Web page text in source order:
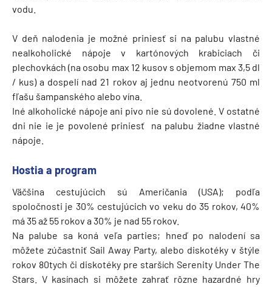
vodu.
V deň nalodenia je možné priniesť si na palubu vlastné
nealkoholické nápoje v kartónových krabiciach či
plechovkách (na osobu max 12 kusov s objemom max 3,5 dl
/ kus) a dospelí nad 21 rokov aj jednu neotvorenú 750 ml
fľašu šampanského alebo vína.
Iné alkoholické nápoje ani pivo nie sú dovolené. V ostatné
dni nie ie je povolené priniesť na palubu žiadne vlastné
nápoje.
Hostia a program
Väčšina cestujúcich sú Američania (USA); podľa
spoločnosti je 30% cestujúcich vo veku do 35 rokov, 40%
má 35 až 55 rokov a 30% je nad 55 rokov.
Na palube sa koná veľa parties; hneď po nalodení sa
môžete zúčastniť Sail Away Party, alebo diskotéky v štýle
rokov 80tych či diskotéky pre starších Serenity Under The
Stars. V kasínach si môžete zahrať rôzne hazardné hry